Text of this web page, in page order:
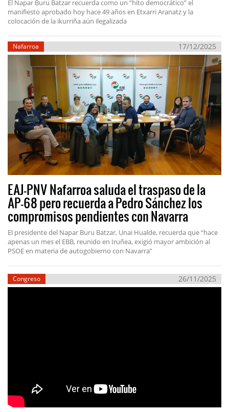
El Napar Buru Batzar recuerda como un “hito democrático” el
manifiesto aprobado hoy hace 49 años en Etxarri Aranatz y la
colocación de la ikurriña aún ilegalizada
Nafarroa 17/12/2025
EAJ-PNV Nafarroa saluda el traspaso de la
AP-68 pero recuerda a Pedro Sánchez los
compromisos pendientes con Navarra
El presidente del Napar Buru Batzar, Unai Hualde, recuerda que “hace
apenas un mes el EBB, reunido en Iruñea, exigió mayor ambición al
PSOE en materia de autogobierno con Navarra”
Congreso 26/11/2025